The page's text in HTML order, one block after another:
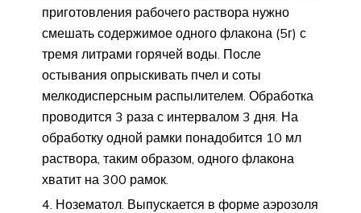
приготовления рабочего раствора нужно
смешать содержимое одного флакона (5г) с
тремя литрами горячей воды. После
остывания опрыскивать пчел и соты
мелкодисперсным распылителем. Обработка
проводится 3 раза с интервалом 3 дня. На
обработку одной рамки понадобится 10 мл
раствора, таким образом, одного флакона
хватит на 300 рамок.
Нозематол. Выпускается в форме аэрозоля